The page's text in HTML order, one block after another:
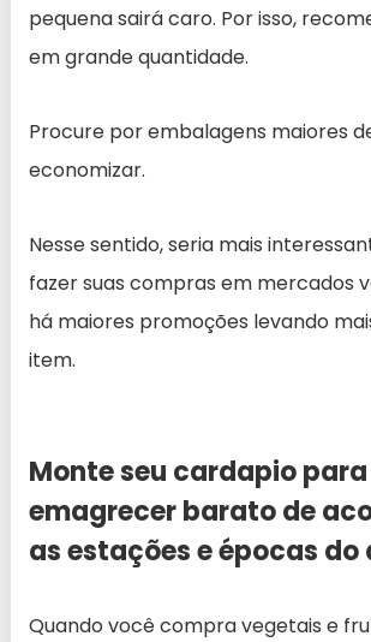
pequena sairá caro. Por isso,
em grande quantidade.
Procure por embalagens maiores
economizar.
Nesse sentido, seria mais
fazer suas compras em mercados
há maiores promoções levando
item.
Monte seu cardapio para
emagrecer barato de
as estações e épocas do
Quando você compra vegetais e